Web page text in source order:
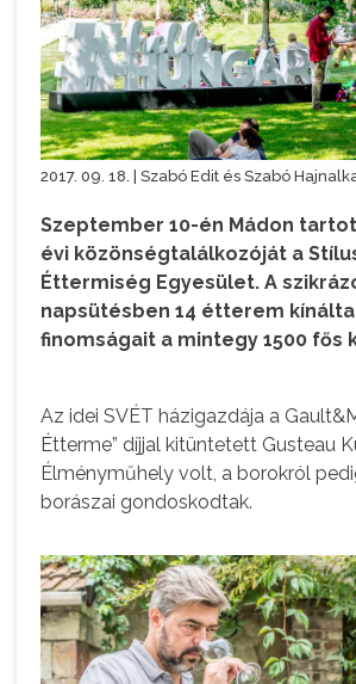
2017. 09. 18. | Szabó Edit és Szabó
Szeptember 10-én Mádon
évi közönségtalálkozóját a
Éttermiség Egyesület. A
napsütésben 14 étterem
finomságait a mintegy 1500 fős
Az idei SVÉT házigazdája a
Étterme” díjjal kitüntetett Gusteau
Élményműhely volt, a borokról
borászai gondoskodtak.